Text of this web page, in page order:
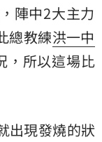
陣中2大主力
總教練洪一中
，所以這場比
出現發燒的狀